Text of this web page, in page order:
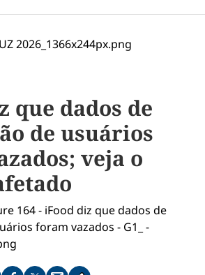
que dados de
de usuários
veja o